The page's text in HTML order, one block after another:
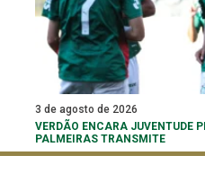
3 de agosto de 2026
VERDÃO ENCARA JUVENTUDE
PALMEIRAS TRANSMITE